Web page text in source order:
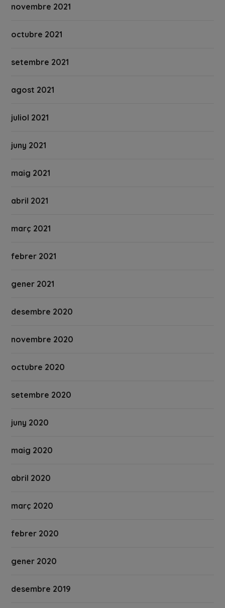
novembre 2021
octubre 2021
setembre 2021
agost 2021
juliol 2021
juny 2021
maig 2021
abril 2021
març 2021
febrer 2021
gener 2021
desembre 2020
novembre 2020
octubre 2020
setembre 2020
juny 2020
maig 2020
abril 2020
març 2020
febrer 2020
gener 2020
desembre 2019